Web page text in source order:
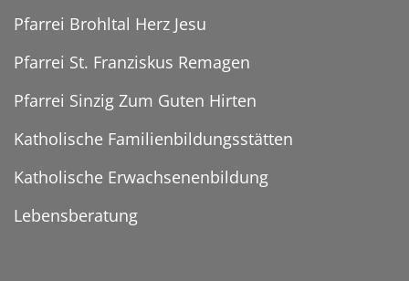
Pfarrei Brohltal Herz Jesu
Pfarrei St. Franziskus Remagen
Pfarrei Sinzig Zum Guten Hirten
Katholische Familienbildungsstätten
Katholische Erwachsenenbildung
Lebensberatung